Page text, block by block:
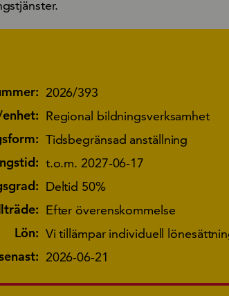
2026/393
Regional bildningsverksamhet
Tidsbegränsad anställning
t.o.m. 2027-06-17
Deltid 50%
Efter överenskommelse
Lön: Vi tillämpar individuell
2026-06-21